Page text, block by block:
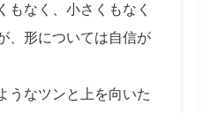
もなく、小さくもなく
、形については自信が
うなツンと上を向いた